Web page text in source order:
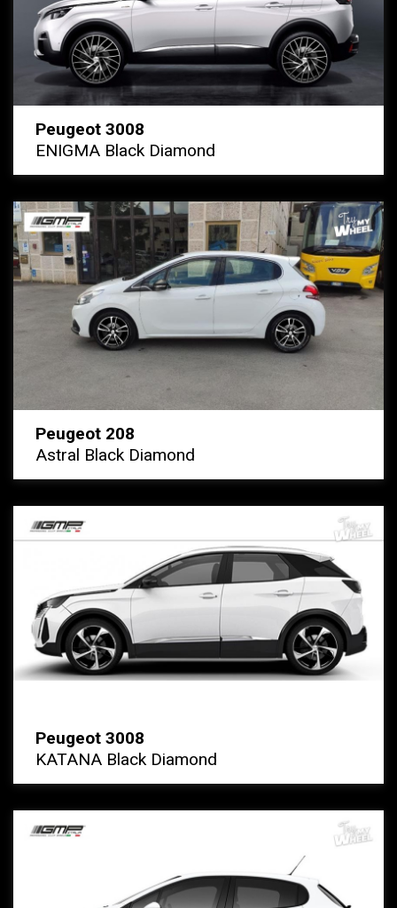
Peugeot 3008
ENIGMA Black Diamond
Peugeot 208
Astral Black Diamond
Peugeot 3008
KATANA Black Diamond